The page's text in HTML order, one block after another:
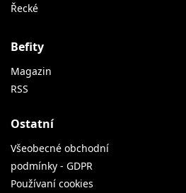
Řecké
Befity
Magazin
RSS
Ostatní
Všeobecné obchodní
podmínky - GDPR
Používaní cookies